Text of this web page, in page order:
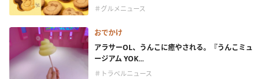
＃グルメニュース
おでかけ
アラサーOL、うんこに癒やされる。『うんこミュ
ージアム YOK...
＃トラベルニュース